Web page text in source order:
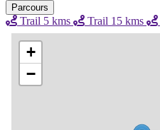
Parcours
Trail 5 kms Trail 15 kms